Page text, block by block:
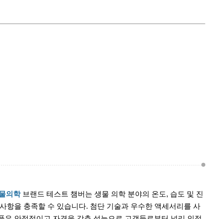
의학브랜드 테스트 챔버는 생물 의학 분야의 온도, 습도 및 진
항을 충족할 수 있습니다. 첨단 기술과 우수한 액세서리를 사